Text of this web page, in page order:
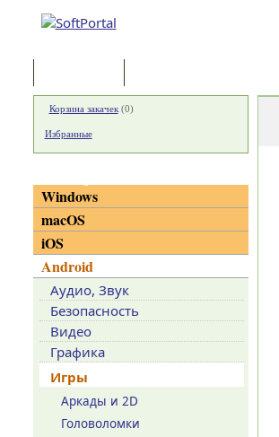
Корзина закачек(0)
Избранные
Windows
macOS
iOS
Android
Аудио, Звук
Безопасность
Видео
Графика
Игры
Аркады и 2D
Головоломки